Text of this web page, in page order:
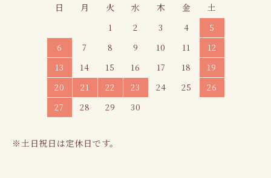
日
月 火 水 木 金 土
1 2 3 4
5
6
7 8 9 10 11
12
13
14 15 16 17 18
19
20
21 22 23 24 25
26
27
28 29 30
※土日祝日は定休日です。